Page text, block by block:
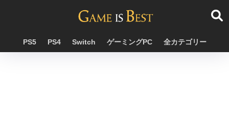
PS5 PS4 Switch ゲーミングPC 全カテゴリー